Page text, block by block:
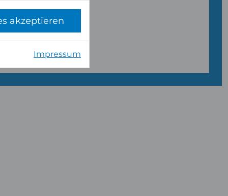
akzeptieren
Impressum